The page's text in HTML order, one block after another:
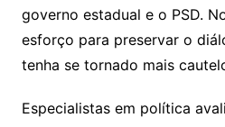
governo estadual e o PSD.
esforço para preservar o
tenha se tornado mais
Especialistas em política